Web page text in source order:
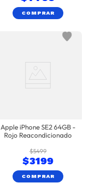
COMPRAR
Apple iPhone SE2 64GB -
Rojo Reacondicionado
$5499
$3199
COMPRAR